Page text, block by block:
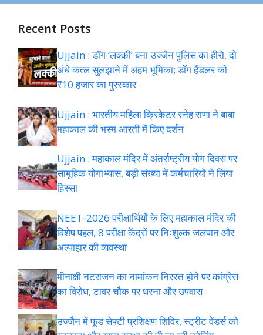
Recent Posts
Ujjain : डॉग ‘लक्की’ बना उज्जैन पुलिस का हीरो, दो
अंधे कत्ल सुलझाने में अहम भूमिका; डॉग हैंडलर को
₹10 हजार का पुरस्कार
Ujjain : भारतीय महिला क्रिकेटर स्नेह राणा ने बाबा
महाकाल की भस्म आरती में किए दर्शन
Ujjain : महाकाल मंदिर में अंतर्राष्ट्रीय योग दिवस पर
सामूहिक योगाभ्यास, बड़ी संख्या में कर्मचारियों ने लिया
हिस्सा
NEET-2026 परीक्षार्थियों के लिए महाकाल मंदिर की
विशेष पहल, 8 परीक्षा केंद्रों पर निःशुल्क जलपान और
अल्पाहार की व्यवस्था
मीनाक्षी नटराजन का नामांकन निरस्त होने पर कांग्रेस
का विरोध, टावर चौक पर धरना और उपवास
उज्जैन में फूड सेफ्टी प्रशिक्षण शिविर, स्ट्रीट वेंडर्स को